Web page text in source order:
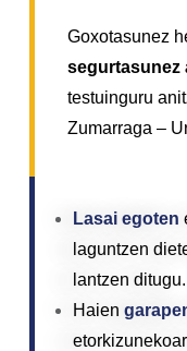
Goxotasunez
segurtasunez
testuinguru
Zumarraga –
Lasai egoten
laguntzen
lantzen ditugu.
Haien